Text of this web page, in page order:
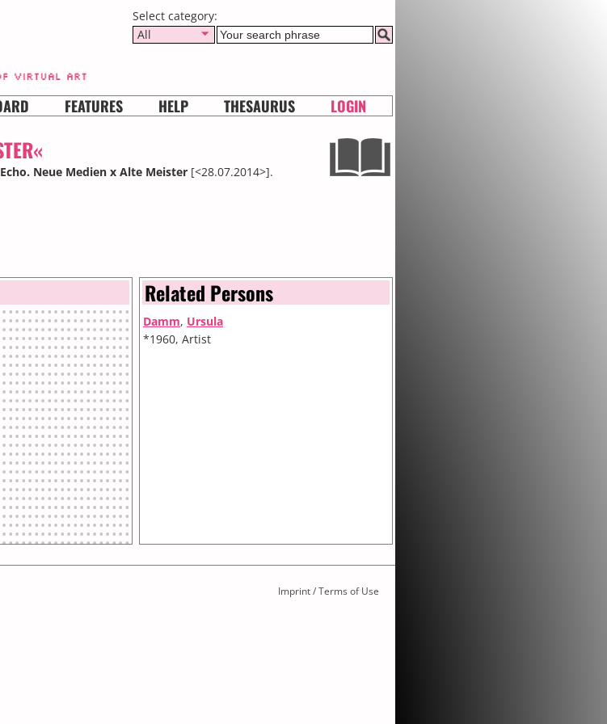
Select category:
All
FEATURES HELP THESAURUS LOGIN
Echo. Neue Medien x Alte Meister [<28.07.2014>].
Related Persons
Damm, Ursula
*1960, Artist
Imprint / Terms of Use